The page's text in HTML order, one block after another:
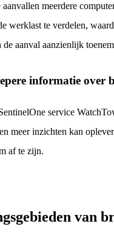
aanvallen meerdere
werklast te verdelen,
aanval aanzienlijk
informatie over
service
meer inzichten kan
af te zijn.
van